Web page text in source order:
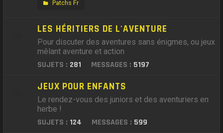
Patchs Fr
LES HÉRITIERS DE L'AVENTURE
Pour discuter des aventures sans énigmes, ou jeux
mêlant aventure et action
SUJETS : 281 MESSAGES : 5197
JEUX POUR ENFANTS
Le rendez-vous des juniors et des aventuriers en
herbe !
SUJETS : 124 MESSAGES : 599